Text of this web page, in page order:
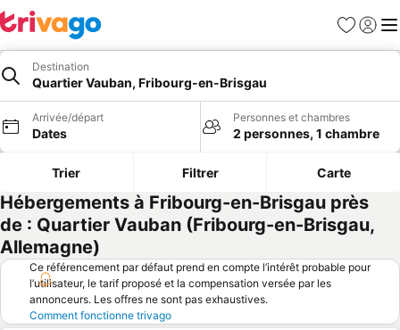
Favoris
Se
Destination
Quartier Vauban, Fribourg-en-Brisgau
Arrivée/départ
Dates
Personnes et chambres
2 personnes, 1 chambre
Trier Filtrer Carte
Hébergements à Fribourg-en-Brisgau près
de : Quartier Vauban (Fribourg-en-Brisgau,
Allemagne)
Ce référencement par défaut prend en compte l’intérêt probable pour
l’utilisateur, le tarif proposé et la compensation versée par les
annonceurs. Les offres ne sont pas exhaustives.
Comment fonctionne trivago